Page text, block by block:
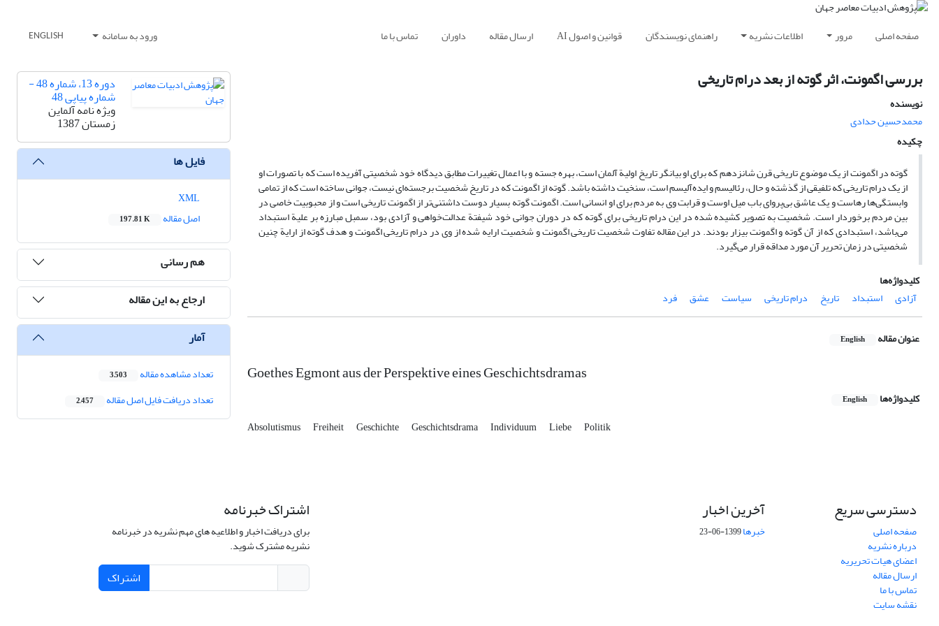
صفحه اصلی مرور اطلاعات نشریه راهنمای نویسندگان قوانین و اصول AI ارسال مقاله داوران تماس با ما ورود به سامانه ENGLISH
بررسی اگمونت، اثر گوته از بعد درام تاریخی
نویسنده
محمدحسین حدادی
چکیده
گوته در اگمونت از یک موضوع تاریخی قرن شانزدهم که برای او بیانگر تاریخ اولیة آلمان است، بهره جسته و با اعمال تغییرات مطابق دیدگاه خود شخصیتی آفریده است که با تصورات او
از یک درام تاریخی که تلفیقی از گذشته و حال، رئالیسم و ایده‌آلیسم است، سنخیت داشته باشد. گوته از اگمونت که در تاریخ شخصیت برجسته‌ای نیست، جوانی ساخته است که از تمامی
وابستگی‌ها رهاست و یک عاشق بی‌پروای باب میل اوست و قرابت وی به مردم برای او انسانی است. اگمونت گوته بسیار دوست داشتنی‌تر از اگمونت تاریخی است و از محبوبیت خاصی در
بین مردم برخوردار است. شخصیت به تصویر کشیده شده در این درام تاریخی برای گوته که در دوران جوانی خود شیفتة عدالت‌خواهی و آزادی بود، سمبل مبارزه بر علیة استبداد
می‌باشد، استبدادی که از آن گوته و اگمونت بیزار بودند. در این مقاله تفاوت شخصیت تاریخی اگمونت و شخصیت ارایه شده از وی در درام تاریخی اگمونت و هدف گوته از ارایة چنین
شخصیتی در زمان تحریر آن مورد مداقه قرار می‌گیرد.
کلیدواژه‌ها
آزادی
استبداد تاریخ درام تاریخی سیاست عشق فرد
عنوان مقاله English
Goethes Egmont aus der Perspektive eines Geschichtsdramas
کلیدواژه‌ها English
Absolutismus Freiheit Geschichte Geschichtsdrama Individuum Liebe Politik
دوره 13، شماره 48 -
شماره پیاپی 48
ویژه نامه آلماین
زمستان 1387
فایل ها
اصل مقاله
197.81 K
هم رسانی
ارجاع به این مقاله
آمار
تعداد مشاهده مقاله 3,503
تعداد دریافت فایل اصل مقاله 2,457
دسترسی سریع
صفحه اصلی
درباره نشریه
اعضای هیات تحریریه
ارسال مقاله
تماس با ما
نقشه سایت
آخرین اخبار
خبرها1399-06-23
اشتراک خبرنامه
برای دریافت اخبار و اطلاعیه های مهم نشریه در خبرنامه
نشریه مشترک شوید.
اشتراک